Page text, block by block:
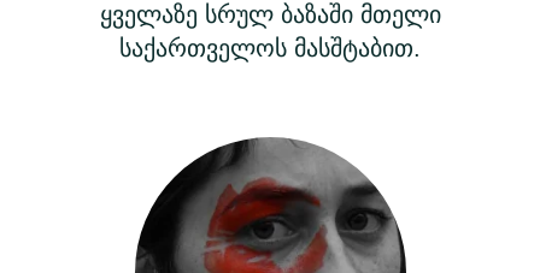
ყველაზე სრულ ბაზაში მთელი
საქართველოს მასშტაბით.